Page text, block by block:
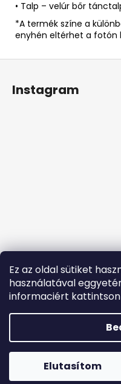
Ez az oldal sütiket
használatával
informaciért kattintson
Elutasítom
• Talp – velúr bőr
*A termék színe a
enyhén eltérhet a fotón
Instagram
Copyright 2026
Süti